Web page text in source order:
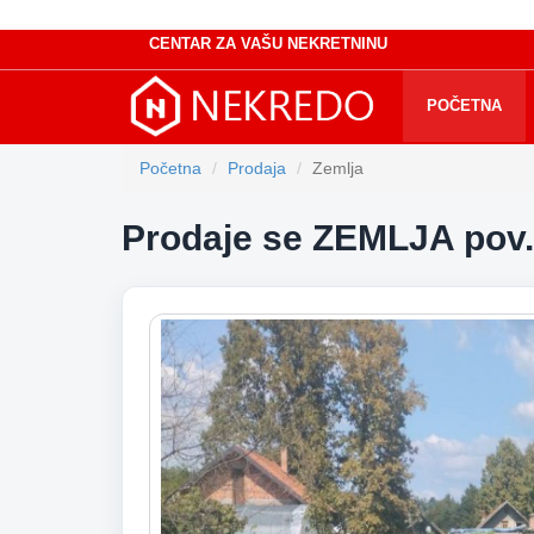
CENTAR ZA VAŠU NEKRETNINU
POČETNA
Početna Prodaja Zemlja
Prodaje se ZEMLJA